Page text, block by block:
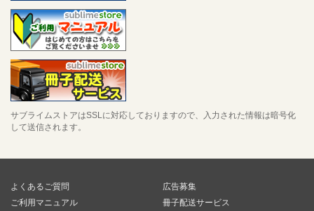
サブライムストアはSSLに対応しておりますので、入力された情報は暗号化
して送信されます。
よくあるご質問
ご利用マニュアル
広告募集
冊子配送サービス